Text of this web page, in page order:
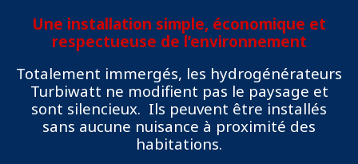
Une installation simple, économique et
respectueuse de l’environnement
Totalement immergés, les hydrogénérateurs
Turbiwatt ne modifient pas le paysage et
sont silencieux. Ils peuvent être installés
sans aucune nuisance à proximité des
habitations.